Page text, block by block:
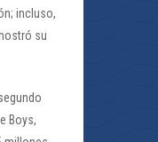
incluso,
su
Boys,